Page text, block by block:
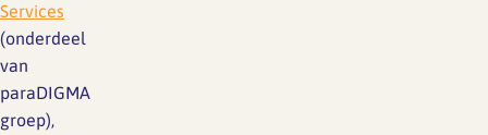
Services
(onderdeel
van
paraDIGMA
groep),